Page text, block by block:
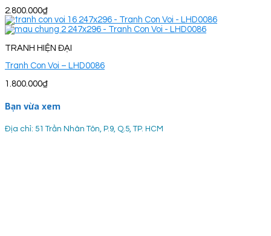
2.800.000₫
TRANH HIỆN ĐẠI
Tranh Con Voi – LHD0086
1.800.000₫
Bạn vừa xem
Địa chỉ: 51 Trần Nhân Tôn, P.9, Q.5, TP. HCM